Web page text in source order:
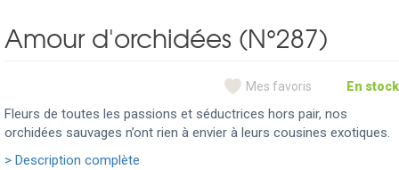
Amour d'orchidées (N°287)
Mes favoris En stock
Fleurs de toutes les passions et séductrices hors pair, nos
orchidées sauvages n’ont rien à envier à leurs cousines exotiques.
> Description complète